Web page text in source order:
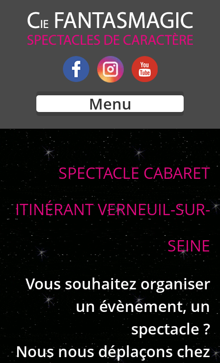
Menu
SPECTACLE CABARET
ITINÉRANT VERNEUIL-SUR-
SEINE
Vous souhaitez organiser
un évènement, un
spectacle ?
Nous nous déplaçons chez